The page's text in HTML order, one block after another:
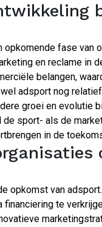
fase van
en reclame in
belangen,
adsport nog
groei en evolutie
sport- als de
in de
opkomst van
te